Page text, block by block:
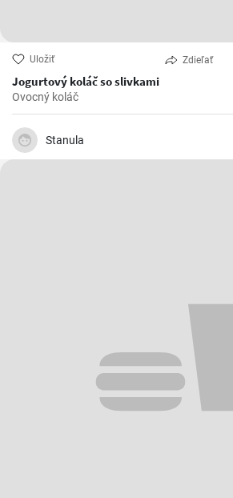
Uložiť Zdieľať
Jogurtový koláč so slivkami
Ovocný koláč
Stanula